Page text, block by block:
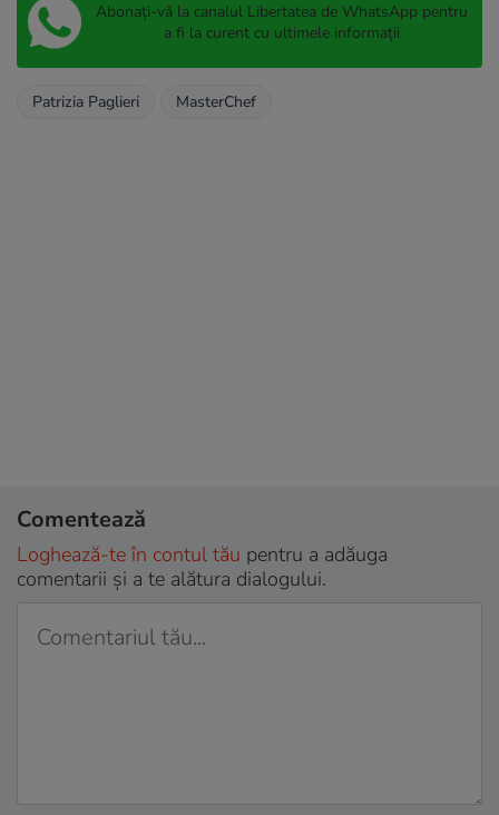
Abonați-vă la canalul Libertatea de WhatsApp pentru
a fi la curent cu ultimele informații
Patrizia Paglieri MasterChef
Comentează
Loghează-te în contul tău pentru a adăuga
comentarii și a te alătura dialogului.